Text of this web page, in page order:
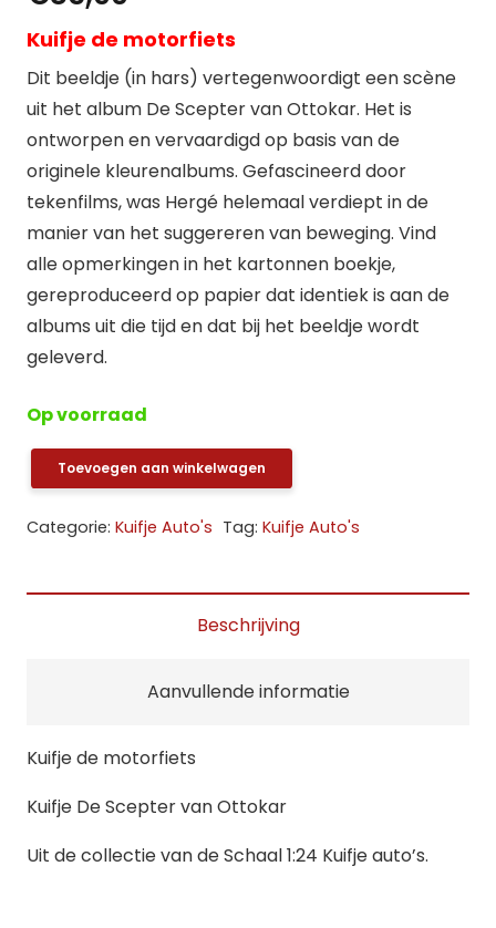
Kuifje de motorfiets
Dit beeldje (in hars) vertegenwoordigt een scène
uit het album De Scepter van Ottokar. Het is
ontworpen en vervaardigd op basis van de
originele kleurenalbums. Gefascineerd door
tekenfilms, was Hergé helemaal verdiept in de
manier van het suggereren van beweging. Vind
alle opmerkingen in het kartonnen boekje,
gereproduceerd op papier dat identiek is aan de
albums uit die tijd en dat bij het beeldje wordt
geleverd.
Op voorraad
Kuifje
motorfiets
Toevoegen aan winkelwagen
Categorie: Kuifje Auto's Tag: Kuifje Auto's
Beschrijving
Aanvullende informatie
Kuifje de motorfiets
Kuifje De Scepter van Ottokar
Uit de collectie van de Schaal 1:24 Kuifje auto’s.